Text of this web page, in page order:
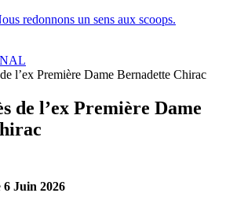
l’ex Première Dame Bernadette Chirac
de l’ex Première Dame
6 Juin 2026